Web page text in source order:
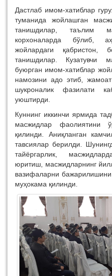
Дастлаб имом-хатиблар
туманида жойлашган
танишдилар, таълим
корхоналарда бўлиб,
жойлардаги қабристон,
танишдилар. Кузатувчи
буюрган имом-хатиблар
намозини адо этиб,
шукроналик фазилати
уюштирди.
Куннинг иккинчи ярмида
масжидлар фаолиятини
қилинди. Аниқланган
тавсиялар берилди.
тайёргарлик,
юритиш, масжидларнинг
вазифаларни
муҳокама қилинди.